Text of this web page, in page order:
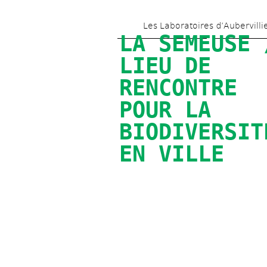
Les Laboratoires
LA
LIEU DE
RENCONTRE
POUR LA
EN VILLE